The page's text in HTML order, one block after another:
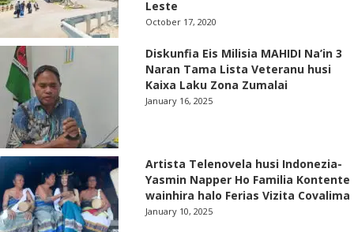
Leste
October 17, 2020
Diskunfia Eis Milisia MAHIDI Na’in 3
Naran Tama Lista Veteranu husi
Kaixa Laku Zona Zumalai
January 16, 2025
Artista Telenovela husi Indonezia-
Yasmin Napper Ho Familia Kontente
wainhira halo Ferias Vizita Covalima
January 10, 2025